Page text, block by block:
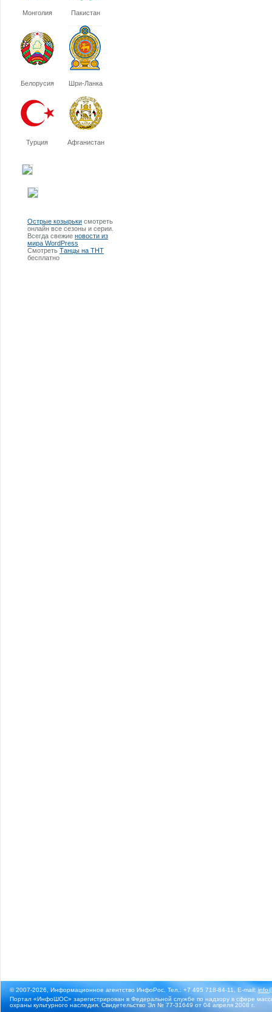
Монголия Пакистан
Белорусия Шри-Ланка
Турция Афганистан
Острые козырьки смотреть
онлайн все сезоны и серии.
Всегда свежие новости из
мира WordPress
Смотреть Танцы на ТНТ
бесплатно
© 2007-2026, Информационное агентство ИнфоРос. Тел.: +7 495 718-84-11, E-mail:
Портал «ИнфоШОС» зарегистрирован в Федеральной службе по надзору в сфере
охраны культурного наследия. Свидетельство Эл № 77-31649 от 04 апреля 2008 г.